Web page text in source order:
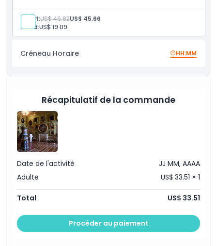
Politique enfant/adulte
À savoir
Emplacement
Comment s'y rendre
Comment échanger
Politique d'annulation
Adult:US$ 46.82US$ 45.66
Child:US$ 19.09
Créneau Horaire HH:MM
Récapitulatif de la commande
Date de l'activité
JJ MM, AAAA
Adulte
US$ 33.51 × 1
Total US$ 33.51
Procéder au paiement